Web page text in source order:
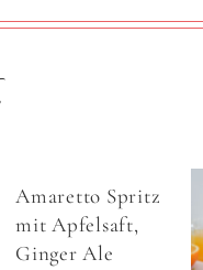
Amaretto Spritz
mit Apfelsaft,
Ginger Ale